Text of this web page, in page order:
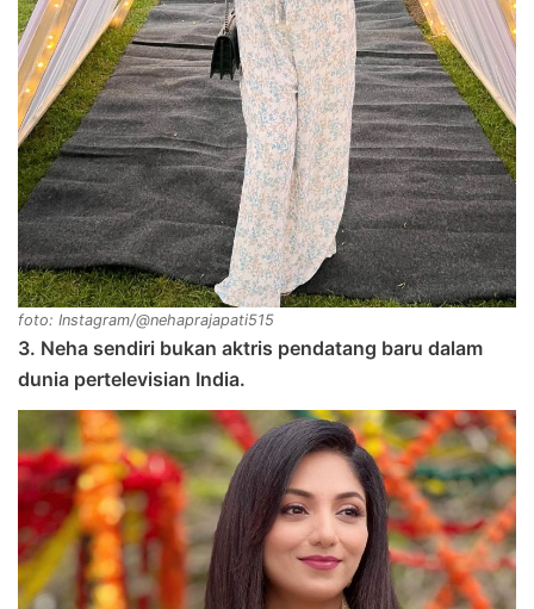
foto: Instagram/@nehaprajapati515
3. Neha sendiri bukan aktris pendatang baru dalam
dunia pertelevisian India.